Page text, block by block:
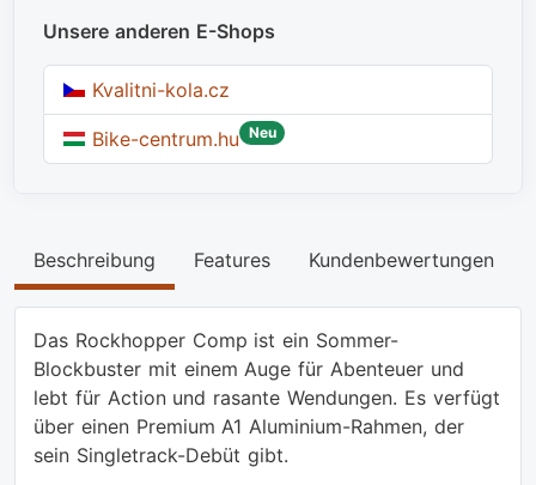
Unsere anderen E-Shops
Kvalitni-kola.cz
Bike-centrum.hu Neu
Beschreibung Features Kundenbewertungen
Das Rockhopper Comp ist ein Sommer-
Blockbuster mit einem Auge für Abenteuer und
lebt für Action und rasante Wendungen. Es verfügt
über einen Premium A1 Aluminium-Rahmen, der
sein Singletrack-Debüt gibt.